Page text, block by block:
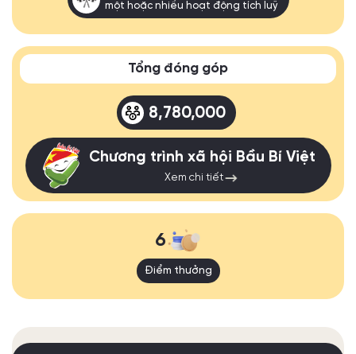
một hoặc nhiều hoạt động tích luỹ
Tổng đóng góp
8,780,000
Chương trình xã hội Bầu Bí Việt
Xem chi tiết
6
Điểm thưởng